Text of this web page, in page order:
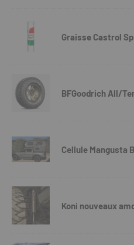
Graisse Castrol
BFGoodrich All/
Cellule Mangusta
Koni nouveaux